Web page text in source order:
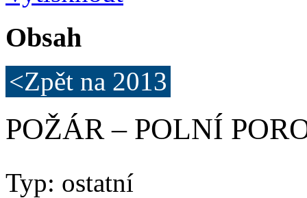
Obsah
<Zpět na 2013
POŽÁR – POLNÍ
Typ: ostatní